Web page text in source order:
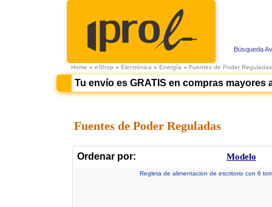
Búsqueda
Home » eShop » Electrónica » Energía » Fuentes de Poder Reguladas
Tu envío es GRATIS en compras mayores
Fuentes de Poder Reguladas
Ordenar por: Modelo
Regleta de alimentacion de escritorio con 6